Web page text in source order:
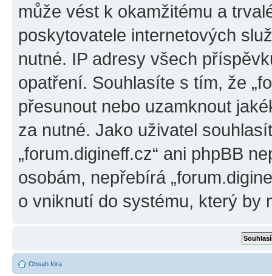
může vést k okamžitému a
poskytovatele internetových
nutné. IP adresy všech
opatření. Souhlasíte s tím, že
přesunout nebo uzamknout
za nutné. Jako uživatel
„forum.digineff.cz“ ani phpBB
osobám, nepřebírá
o vniknutí do systému, který by
Obsah fóra